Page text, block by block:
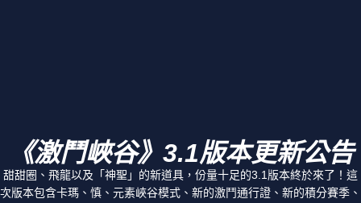
《激鬥峽谷》3.1版本更新公告
甜甜圈、飛龍以及「神聖」的新道具，份量十足的3.1版本終於來了！這
次版本包含卡瑪、慎、元素峽谷模式、新的激鬥通行證、新的積分賽季、